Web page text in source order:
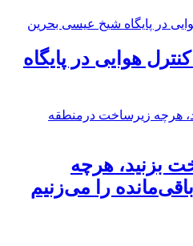
هوایی در پایگاه
بزنید، هرچه
را می‌زنیم